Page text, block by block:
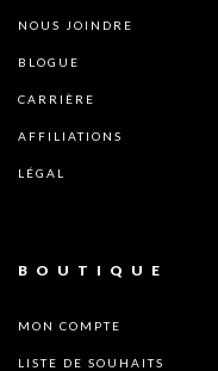
NOUS JOINDRE
BLOGUE
CARRIÈRE
AFFILIATIONS
LÉGAL
BOUTIQUE
MON COMPTE
LISTE DE SOUHAITS